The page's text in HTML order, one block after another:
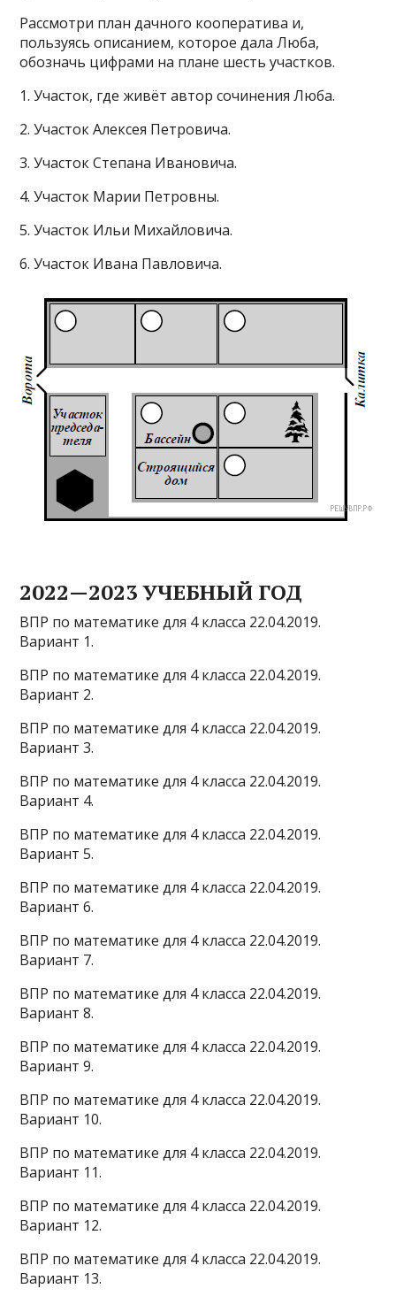
Рассмотри план дачного кооператива и,
пользуясь описанием, которое дала Люба,
обозначь цифрами на плане шесть участков.
1. Участок, где живёт автор сочинения Люба.
2. Участок Алексея Петровича.
3. Участок Степана Ивановича.
4. Участок Марии Петровны.
5. Участок Ильи Михайловича.
6. Участок Ивана Павловича.
2022—2023 УЧЕБНЫЙ ГОД
ВПР по математике для 4 класса 22.04.2019.
Вариант 1.
ВПР по математике для 4 класса 22.04.2019.
Вариант 2.
ВПР по математике для 4 класса 22.04.2019.
Вариант 3.
ВПР по математике для 4 класса 22.04.2019.
Вариант 4.
ВПР по математике для 4 класса 22.04.2019.
Вариант 5.
ВПР по математике для 4 класса 22.04.2019.
Вариант 6.
ВПР по математике для 4 класса 22.04.2019.
Вариант 7.
ВПР по математике для 4 класса 22.04.2019.
Вариант 8.
ВПР по математике для 4 класса 22.04.2019.
Вариант 9.
ВПР по математике для 4 класса 22.04.2019.
Вариант 10.
ВПР по математике для 4 класса 22.04.2019.
Вариант 11.
ВПР по математике для 4 класса 22.04.2019.
Вариант 12.
ВПР по математике для 4 класса 22.04.2019.
Вариант 13.